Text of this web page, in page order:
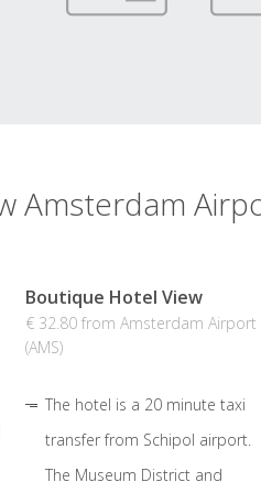
Amsterdam
Boutique Hotel View
€ 32.80 from Amsterdam Airport
(AMS)
The hotel is a 20 minute taxi
transfer from Schipol airport.
The Museum District and